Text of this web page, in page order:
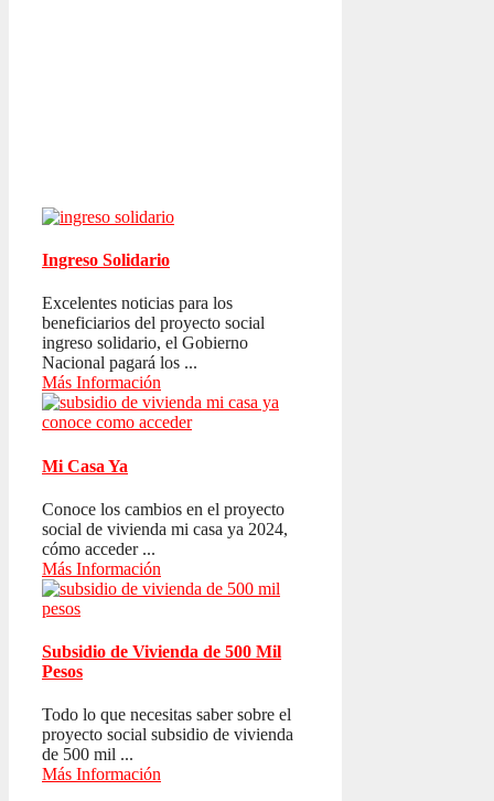
Ingreso Solidario
Excelentes noticias para los
beneficiarios del proyecto social
ingreso solidario, el Gobierno
Nacional pagará los ...
Más Información
Mi Casa Ya
Conoce los cambios en el proyecto
social de vivienda mi casa ya 2024,
cómo acceder ...
Más Información
Subsidio de Vivienda de 500 Mil
Pesos
Todo lo que necesitas saber sobre el
proyecto social subsidio de vivienda
de 500 mil ...
Más Información